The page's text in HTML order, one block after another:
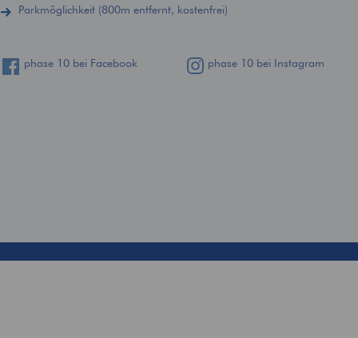
Parkmöglichkeit (800m entfernt, kostenfrei)
phase 10 bei Facebook phase 10 bei Instagram